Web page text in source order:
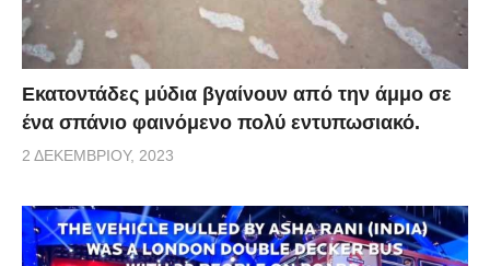
Εκατοντάδες μύδια βγαίνουν από την άμμο σε
ένα σπάνιο φαινόμενο πολύ εντυπωσιακό.
2 ΔΕΚΕΜΒΡΊΟΥ, 2023